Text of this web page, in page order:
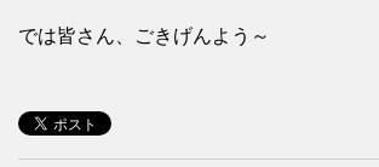
では皆さん、ごきげんよう～